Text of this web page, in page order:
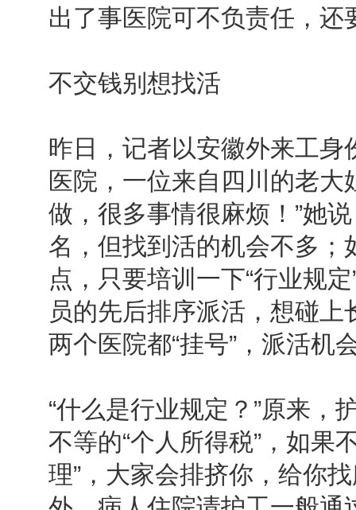
出了事医院可不负责任，还
不交钱别想找活
昨日，记者以安徽外来工
医院，一位来自四川的老大
做，很多事情很麻烦！”她
名，但找到活的机会不多
点，只要培训一下“行业规
员的先后排序派活，想碰
两个医院都“挂号”，派活机
“什么是行业规定？”原来，
不等的“个人所得税”，如果
理”，大家会排挤你，给你